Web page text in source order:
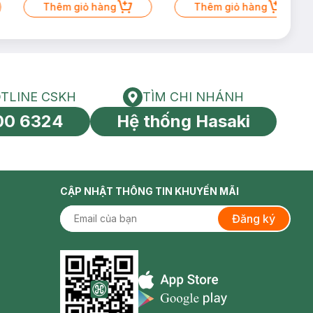
Thêm giỏ hàng Thêm giỏ hàng
toàn cầu
HOTLINE CSKH
CSKH
6324
Tìm chi nhánh
TÌM CHI NHÁNH
Hệ thống Hasaki
CẬP NHẬT THÔNG TIN KHUYẾN MÃI
Đăng ký
Appstore icon